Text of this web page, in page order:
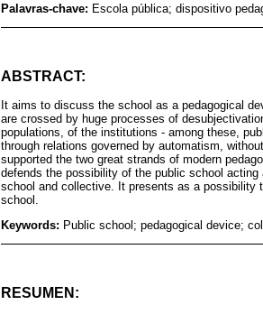
Palavras-chave: Escola pública; dispositivo
ABSTRACT:
It aims to discuss the school as a pedagogical
are crossed by huge processes of
populations, of the institutions - among these,
through relations governed by automatism,
supported the two great strands of modern
defends the possibility of the public school
school and collective. It presents as a possibility
school.
Keywords: Public school; pedagogical device;
RESUMEN: